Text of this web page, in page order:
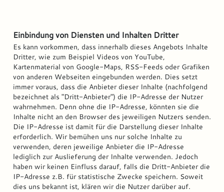
Einbindung von Diensten und Inhalten Dritter
Es kann vorkommen, dass innerhalb dieses Angebots Inhalte
Dritter, wie zum Beispiel Videos von YouTube,
Kartenmaterial von Google-Maps, RSS-Feeds oder Grafiken
von anderen Webseiten eingebunden werden. Dies setzt
immer voraus, dass die Anbieter dieser Inhalte (nachfolgend
bezeichnet als "Dritt-Anbieter") die IP-Adresse der Nutzer
wahrnehmen. Denn ohne die IP-Adresse, könnten sie die
Inhalte nicht an den Browser des jeweiligen Nutzers senden.
Die IP-Adresse ist damit für die Darstellung dieser Inhalte
erforderlich. Wir bemühen uns nur solche Inhalte zu
verwenden, deren jeweilige Anbieter die IP-Adresse
lediglich zur Auslieferung der Inhalte verwenden. Jedoch
haben wir keinen Einfluss darauf, falls die Dritt-Anbieter die
IP-Adresse z.B. für statistische Zwecke speichern. Soweit
dies uns bekannt ist, klären wir die Nutzer darüber auf.